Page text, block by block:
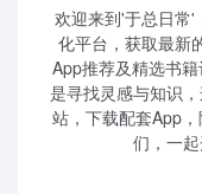
欢迎来到'于总日常'
化平台，获取最新
App推荐及精选书
是寻找灵感与知识
站，下载配套App
们，一